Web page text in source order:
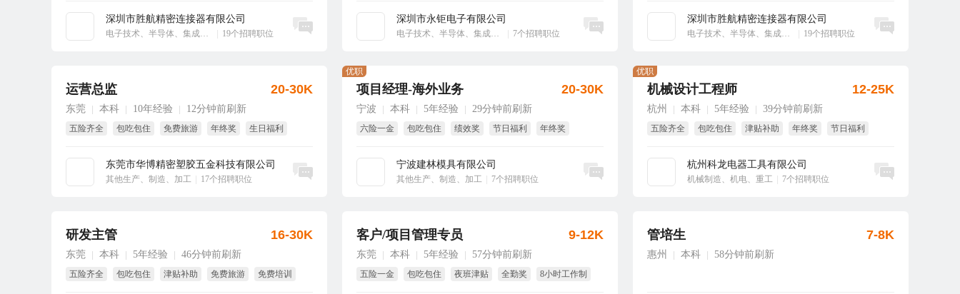
深圳市胜航精密连接器有限公司
电子技术、半导体、集成电路 19个招聘职位
立即沟通 深圳市永钜电子有限公司
电子技术、半导体、集成电路 7个招聘职位
立即沟通 深圳市胜航精密连接器有限公司
电子技术、半导体、集成电路 19个招聘职位
立即沟通
运营总监
东莞 本科 10年经验 12分钟前刷新
五险齐全 包吃包住 免费旅游 年终奖
生日福利
东莞市华博精密塑胶五金科技有限公司
其他生产、制造、加工 17个招聘职位
20-30K
立即沟通
项目经理-海外业务
宁波 本科 5年经验 29分钟前刷新
六险一金 包吃包住 绩效奖 节日福利
年终奖
宁波建林模具有限公司
其他生产、制造、加工 7个招聘职位
优职
20-30K
立即沟通
机械设计工程师
杭州 本科 5年经验 39分钟前刷新
五险齐全 包吃包住 津贴补助 年终奖
节日福利
杭州科龙电器工具有限公司
机械制造、机电、重工 7个招聘职位
优职
12-25K
立即沟通
研发主管
东莞 本科 5年经验 46分钟前刷新
五险齐全 包吃包住 津贴补助 免费旅游
免费培训
16-30K 客户/项目管理专员
东莞 本科 5年经验 57分钟前刷新
五险一金 包吃包住 夜班津贴 全勤奖
8小时工作制
9-12K 管培生
惠州 本科 58分钟前刷新
7-8K